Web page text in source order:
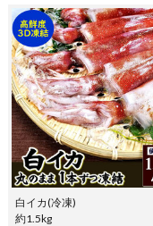
白イカ(冷凍)
約1.5kg